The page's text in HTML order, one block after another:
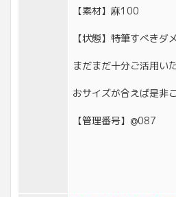
【素材】麻100
【状態】特筆すべきダ
まだまだ十分ご活用い
おサイズが合えば是非
【管理番号】@087